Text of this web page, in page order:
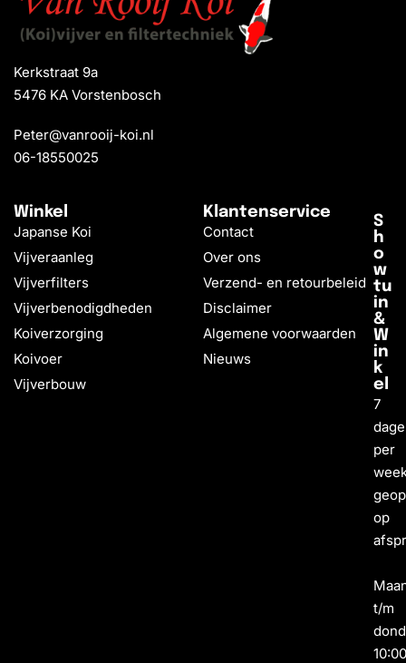
Kerkstraat 9a
5476 KA Vorstenbosch
Peter@vanrooij-koi.nl
06-18550025
Winkel
Japanse Koi
Vijveraanleg
Vijverfilters
Vijverbenodigdheden
Koiverzorging
Koivoer
Vijverbouw
Klantenservice
Contact
Over ons
Verzend- en retourbeleid
Disclaimer
Algemene voorwaarden
Nieuws
S
h
o
w
tu
in
&
W
in
k
el
7
per
op
t/m